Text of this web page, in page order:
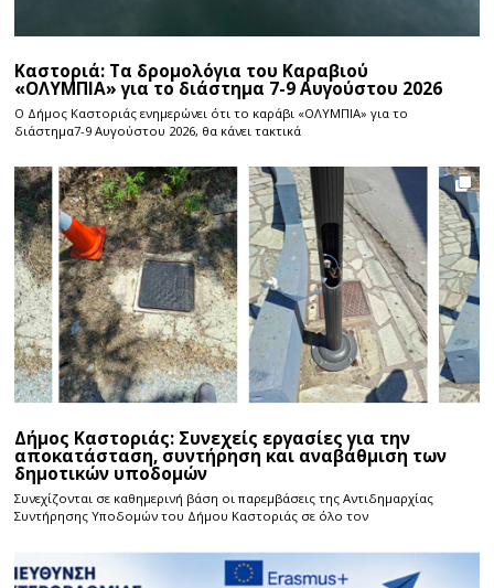
Καστοριά: Τα δρομολόγια του Καραβιού
«ΟΛΥΜΠΙΑ» για το διάστημα 7-9 Αυγούστου 2026
Ο Δήμος Καστοριάς ενημερώνει ότι το καράβι «ΟΛΥΜΠΙΑ» για το
διάστημα7-9 Αυγούστου 2026, θα κάνει τακτικά
Δήμος Καστοριάς: Συνεχείς εργασίες για την
αποκατάσταση, συντήρηση και αναβάθμιση των
δημοτικών υποδομών
Συνεχίζονται σε καθημερινή βάση οι παρεμβάσεις της Αντιδημαρχίας
Συντήρησης Υποδομών του Δήμου Καστοριάς σε όλο τον